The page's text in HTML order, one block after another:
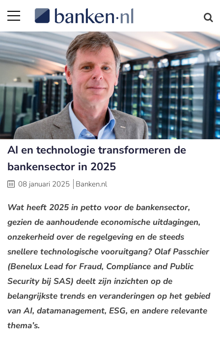
AI en technologie transformeren de
bankensector in 2025
08 januari 2025 Banken.nl
Wat heeft 2025 in petto voor de bankensector,
gezien de aanhoudende economische uitdagingen,
onzekerheid over de regelgeving en de steeds
snellere technologische vooruitgang? Olaf Passchier
(Benelux Lead for Fraud, Compliance and Public
Security bij SAS) deelt zijn inzichten op de
belangrijkste trends en veranderingen op het gebied
van AI, datamanagement, ESG, en andere relevante
thema’s.